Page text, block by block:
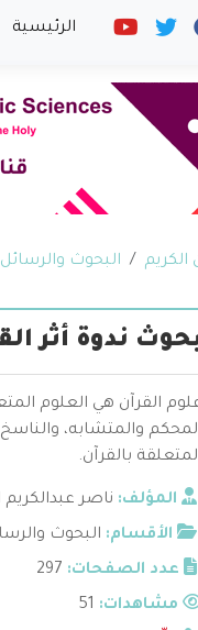
الرئيسية
الكريم البحوث
ندوة أثر
القرآن هي العلوم
والمتشابه،
بالقرآن.
المؤلف: ناصر
الأقسام: البحوث
عدد الصفحات: 297
مشاهدات: